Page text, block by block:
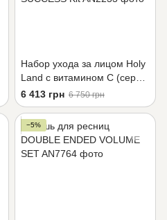
Набор ухода за лицом Holy
Land с витамином С (серум
с милликапсулами 30 мл +
дневной крем 50 мл + крем
50 мл) C the SUCCESS Kit
6 413 грн 6 750 грн
−5%